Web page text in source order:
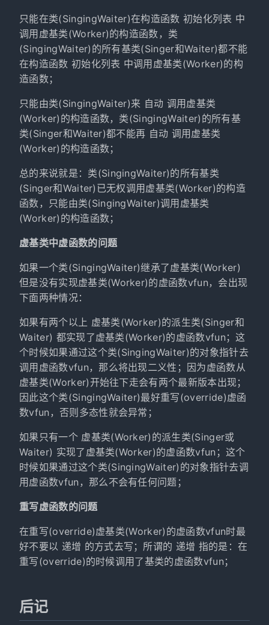
只能在类(SingingWaiter)在构造函数 初始化列表 中
调用虚基类(Worker)的构造函数，类
(SingingWaiter)的所有基类(Singer和Waiter)都不能
在构造函数 初始化列表 中调用虚基类(Worker)的构
造函数；
只能由类(SingingWaiter)来 自动 调用虚基类
(Worker)的构造函数，类(SingingWaiter)的所有基
类(Singer和Waiter)都不能再 自动 调用虚基类
(Worker)的构造函数；
总的来说就是：类(SingingWaiter)的所有基类
(Singer和Waiter)已无权调用虚基类(Worker)的构造
函数，只能由类(SingingWaiter)调用虚基类
(Worker)的构造函数；
虚基类中虚函数的问题
如果一个类(SingingWaiter)继承了虚基类(Worker)
但是没有实现虚基类(Worker)的虚函数vfun，会出现
下面两种情况：
如果有两个以上 虚基类(Worker)的派生类(Singer和
Waiter) 都实现了虚基类(Worker)的虚函数vfun；这
个时候如果通过这个类(SingingWaiter)的对象指针去
调用虚函数vfun，那么将出现二义性；因为虚函数从
虚基类(Worker)开始往下走会有两个最新版本出现；
因此这个类(SingingWaiter)最好重写(override)虚函
数vfun，否则多态性就会异常；
如果只有一个 虚基类(Worker)的派生类(Singer或
Waiter) 实现了虚基类(Worker)的虚函数vfun；这个
时候如果通过这个类(SingingWaiter)的对象指针去调
用虚函数vfun，那么不会有任何问题；
重写虚函数的问题
在重写(override)虚基类(Worker)的虚函数vfun时最
好不要以 递增 的方式去写；所谓的 递增 指的是：在
重写(override)的时候调用了基类的虚函数vfun；
后记